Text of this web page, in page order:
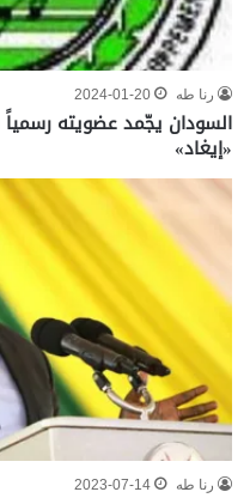
رنا طه 2024-01-20
السودان يجّمد عضويته
«إيغاد»
رنا طه 2023-07-14